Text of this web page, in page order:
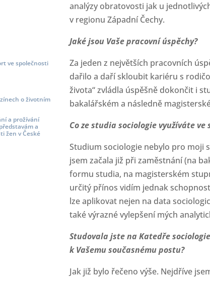
ve společnosti
o životním
a prožívání
a
žen v České
analýzy obratovosti jak u
v regionu Západní Čechy.
Jaké jsou Vaše pracovní úspěchy?
Za jeden z největších pracovních
dařilo a daří skloubit kariéru s
života“ zvládla úspěšně dokončit i
bakalářském a následně
Co ze studia sociologie využíváte ve
Studium sociologie nebylo pro moji
jsem začala již při zaměstnání (na
formu studia, na magisterském
určitý přínos vidím jednak
lze aplikovat nejen na data
také výrazné vylepšení mých
Studovala jste na Katedře
k Vašemu současnému postu?
Jak již bylo řečeno výše. Nejdříve